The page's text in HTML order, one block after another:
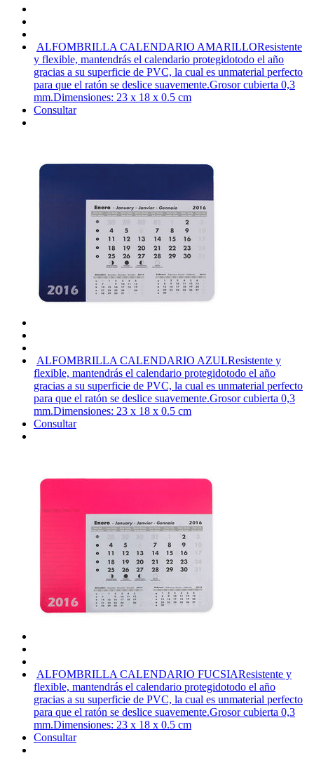
ALFOMBRILLA CALENDARIO AMARILLOResistente
y flexible, mantendrás el calendario protegidotodo el año
gracias a su superficie de PVC, la cual es unmaterial perfecto
para que el ratón se deslice suavemente.Grosor cubierta 0,3
mm.Dimensiones: 23 x 18 x 0.5 cm
Consultar
ALFOMBRILLA CALENDARIO AZULResistente y
flexible, mantendrás el calendario protegidotodo el año
gracias a su superficie de PVC, la cual es unmaterial perfecto
para que el ratón se deslice suavemente.Grosor cubierta 0,3
mm.Dimensiones: 23 x 18 x 0.5 cm
Consultar
ALFOMBRILLA CALENDARIO FUCSIAResistente y
flexible, mantendrás el calendario protegidotodo el año
gracias a su superficie de PVC, la cual es unmaterial perfecto
para que el ratón se deslice suavemente.Grosor cubierta 0,3
mm.Dimensiones: 23 x 18 x 0.5 cm
Consultar